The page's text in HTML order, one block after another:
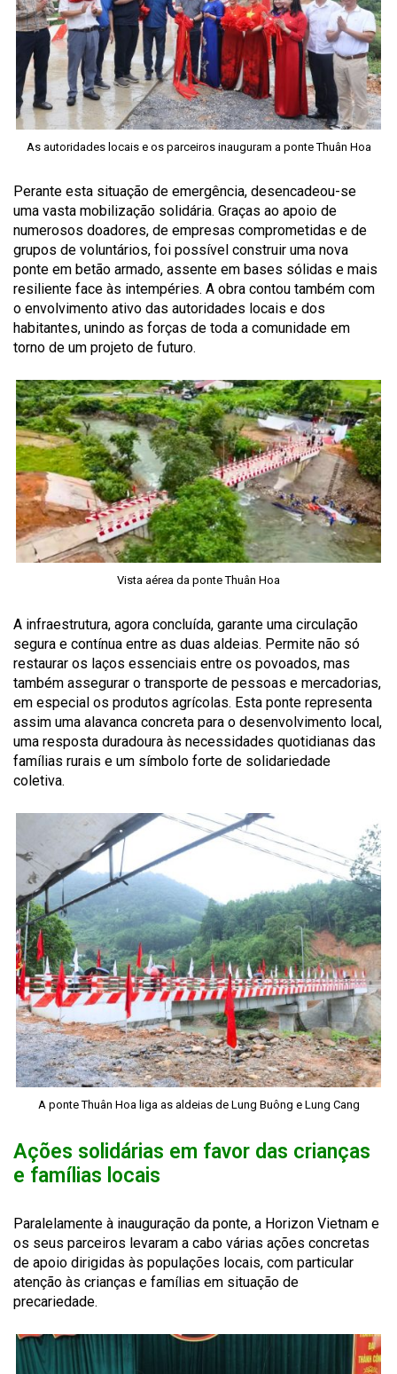
As autoridades locais e os parceiros inauguram a ponte Thuân Hoa
Perante esta situação de emergência, desencadeou-se
uma vasta mobilização solidária. Graças ao apoio de
numerosos doadores, de empresas comprometidas e de
grupos de voluntários, foi possível construir uma nova
ponte em betão armado, assente em bases sólidas e mais
resiliente face às intempéries. A obra contou também com
o envolvimento ativo das autoridades locais e dos
habitantes, unindo as forças de toda a comunidade em
torno de um projeto de futuro.
Vista aérea da ponte Thuân Hoa
A infraestrutura, agora concluída, garante uma circulação
segura e contínua entre as duas aldeias. Permite não só
restaurar os laços essenciais entre os povoados, mas
também assegurar o transporte de pessoas e mercadorias,
em especial os produtos agrícolas. Esta ponte representa
assim uma alavanca concreta para o desenvolvimento local,
uma resposta duradoura às necessidades quotidianas das
famílias rurais e um símbolo forte de solidariedade
coletiva.
A ponte Thuân Hoa liga as aldeias de Lung Buông e Lung Cang
Ações solidárias em favor das crianças
e famílias locais
Paralelamente à inauguração da ponte, a Horizon Vietnam e
os seus parceiros levaram a cabo várias ações concretas
de apoio dirigidas às populações locais, com particular
atenção às crianças e famílias em situação de
precariedade.